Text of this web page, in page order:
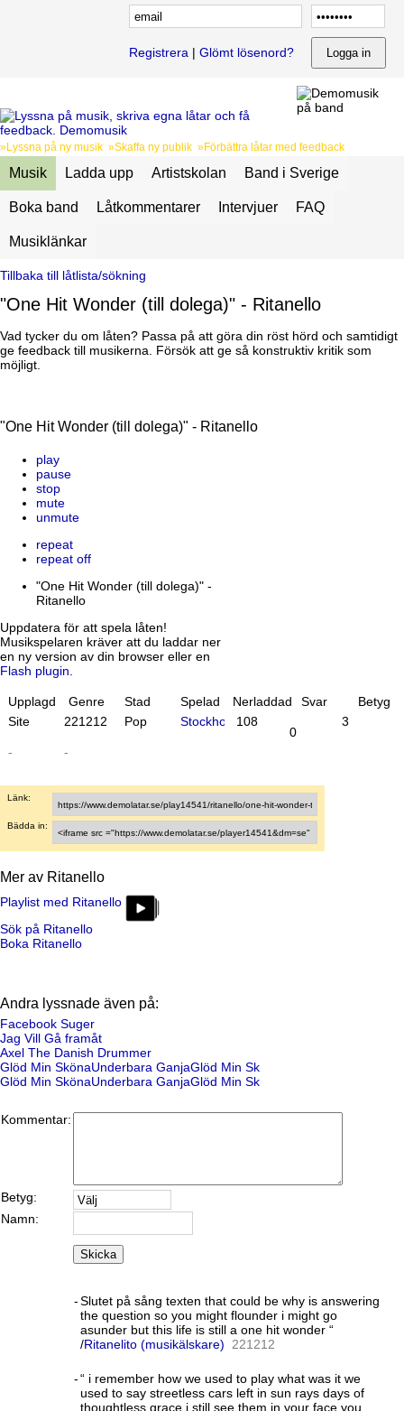
Registrera | Glömt lösenord?
»Lyssna på ny musik »Skaffa ny publik »Förbättra låtar med feedback
Musik Ladda upp Artistskolan Band i Sverige
Boka band Låtkommentarer Intervjuer FAQ
Musiklänkar
Tillbaka till låtlista/sökning
"One Hit Wonder (till dolega)" - Ritanello
Vad tycker du om låten? Passa på att göra din röst hörd och samtidigt
ge feedback till musikerna. Försök att ge så konstruktiv kritik som
möjligt.
"One Hit Wonder (till dolega)" - Ritanello
play
pause
stop
mute
unmute
repeat
repeat off
"One Hit Wonder (till dolega)" -
Ritanello
Uppdatera för att spela låten!
Musikspelaren kräver att du laddar ner
en ny version av din browser eller en
Flash plugin.
Upplagd Genre Stad Spelad Nerladdad Svar
Betyg
Site
221212 Pop Stockholm108
0
3
- -
Länk:
Bädda in:
Mer av Ritanello
Playlist med Ritanello
Sök på Ritanello
Boka Ritanello
Andra lyssnade även på:
Facebook Suger
Jag Vill Gå framåt
Axel The Danish Drummer
Glöd Min SkönaUnderbara GanjaGlöd Min Sk
Glöd Min SkönaUnderbara GanjaGlöd Min Sk
Kommentar:
Betyg:
Namn:
Skicka
-Slutet på sång texten that could be why is answering
the question so you might flounder i might go
asunder but this life is still a one hit wonder “
/Ritanelito (musikälskare) 221212
-“ i remember how we used to play what was it we
used to say streetless cars left in sun rays days of
thoughtless grace i still see them in your face you